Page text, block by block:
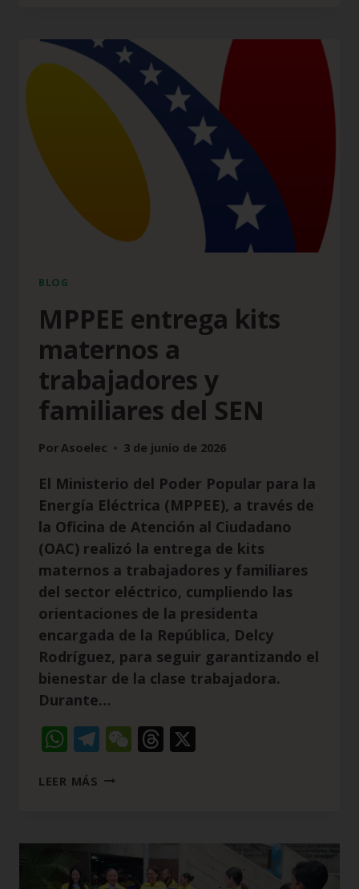
BLOG
MPPEE entrega kits
maternos a
trabajadores y
familiares del SEN
PorAsoelec 3 de junio de 2026
El Ministerio del Poder Popular para la
Energía Eléctrica (MPPEE), a través de
la Oficina de Atención al Ciudadano
(OAC) realizó la entrega de kits
maternos a trabajadores y familiares
del sector eléctrico, cumpliendo las
orientaciones de la presidenta
encargada de la República, Delcy
Rodríguez, para seguir garantizando el
bienestar de la clase trabajadora.
Durante…
WhatsApp
Telegram
WeChat
Threads
LEER MÁS